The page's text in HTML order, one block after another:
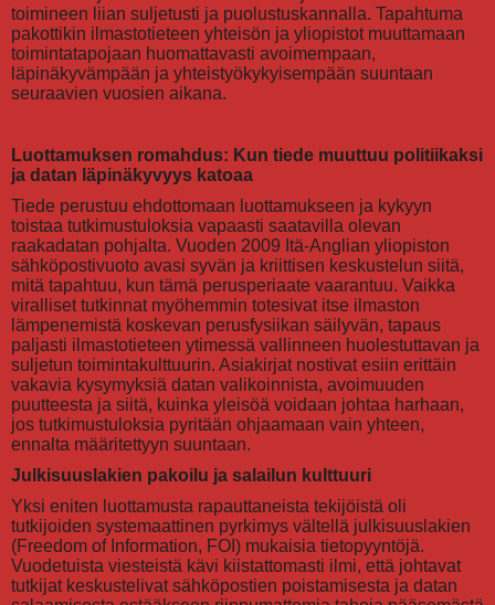
toimineen liian suljetusti ja puolustuskannalla. Tapahtuma
pakottikin ilmastotieteen yhteisön ja yliopistot muuttamaan
toimintatapojaan huomattavasti avoimempaan,
läpinäkyvämpään ja yhteistyökykyisempään suuntaan
seuraavien vuosien aikana.
Luottamuksen romahdus: Kun tiede muuttuu politiikaksi
ja datan läpinäkyvyys katoaa
Tiede perustuu ehdottomaan luottamukseen ja kykyyn
toistaa tutkimustuloksia vapaasti saatavilla olevan
raakadatan pohjalta. Vuoden 2009 Itä-Anglian yliopiston
sähköpostivuoto avasi syvän ja kriittisen keskustelun siitä,
mitä tapahtuu, kun tämä perusperiaate vaarantuu. Vaikka
viralliset tutkinnat myöhemmin totesivat itse ilmaston
lämpenemistä koskevan perusfysiikan säilyvän, tapaus
paljasti ilmastotieteen ytimessä vallinneen huolestuttavan ja
suljetun toimintakulttuurin. Asiakirjat nostivat esiin erittäin
vakavia kysymyksiä datan valikoinnista, avoimuuden
puutteesta ja siitä, kuinka yleisöä voidaan johtaa harhaan,
jos tutkimustuloksia pyritään ohjaamaan vain yhteen,
ennalta määritettyyn suuntaan.
Julkisuuslakien pakoilu ja salailun kulttuuri
Yksi eniten luottamusta rapauttaneista tekijöistä oli
tutkijoiden systemaattinen pyrkimys vältellä julkisuuslakien
(Freedom of Information, FOI) mukaisia tietopyyntöjä.
Vuodetuista viesteistä kävi kiistattomasti ilmi, että johtavat
tutkijat keskustelivat sähköpostien poistamisesta ja datan